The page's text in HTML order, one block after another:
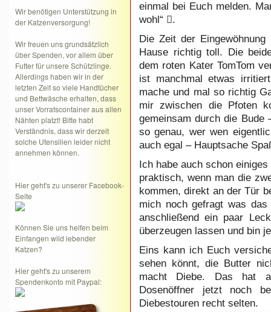
Wir benötigen Unterstützung in
der Katzenversorgung!
Wir freuen uns grundsätzlich
über Spenden, vor allem über
Futter für unsere Schützlinge.
Allerdings haben wir in der
letzten Zeit so viele Handtücher
und Bettwäsche erhalten, dass
unser Vorratscontainer aus allen
Nähten platzt! Bitte habt
Verständnis, dass wir derzeit
solche Utensilien leider nicht
annehmen können.
Hier geht's zu unserer Facebook-
Seite
Können Sie uns helfen beim
Einfangen wild lebender
Katzen?
Hier geht's zu unserem
Spendenkonto mit Paypal:
einmal bei Euch melden.
wohl“ .
Die Zeit der
Hause richtig toll. Die
dem roten Kater TomTom
ist manchmal etwas
mache und mal so richtig
mir zwischen die Pfoten
gemeinsam durch die Bude
so genau, wer wen
auch egal – Hauptsache
Ich habe auch schon
praktisch, wenn man die
kommen, direkt an der Tür
mich noch gefragt was
anschließend ein paar
überzeugen lassen und bin
Eins kann ich Euch
sehen könnt, die Butter
macht Diebe. Das hat
Dosenöffner jetzt noch
Diebestouren recht selten.